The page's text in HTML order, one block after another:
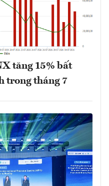
tăng 15% bất
trong tháng 7